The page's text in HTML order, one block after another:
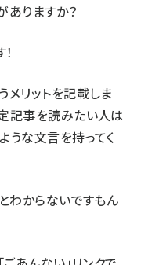
ありますか？
メリットを記載しま
記事を読みたい人は
うな文言を持ってく
わからないですもん